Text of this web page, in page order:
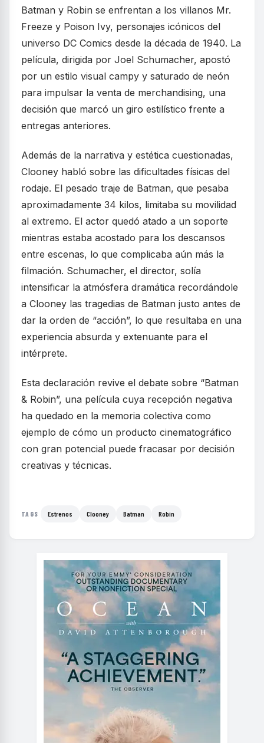
Batman y Robin se enfrentan a los villanos Mr.
Freeze y Poison Ivy, personajes icónicos del
universo DC Comics desde la década de 1940. La
película, dirigida por Joel Schumacher, apostó
por un estilo visual campy y saturado de neón
para impulsar la venta de merchandising, una
decisión que marcó un giro estilístico frente a
entregas anteriores.
Además de la narrativa y estética cuestionadas,
Clooney habló sobre las dificultades físicas del
rodaje. El pesado traje de Batman, que pesaba
aproximadamente 34 kilos, limitaba su movilidad
al extremo. El actor quedó atado a un soporte
mientras estaba acostado para los descansos
entre escenas, lo que complicaba aún más la
filmación. Schumacher, el director, solía
intensificar la atmósfera dramática recordándole
a Clooney las tragedias de Batman justo antes de
dar la orden de “acción”, lo que resultaba en una
experiencia absurda y extenuante para el
intérprete.
Esta declaración revive el debate sobre “Batman
& Robin”, una película cuya recepción negativa
ha quedado en la memoria colectiva como
ejemplo de cómo un producto cinematográfico
con gran potencial puede fracasar por decisión
creativas y técnicas.
TAGS Estrenos Clooney Batman Robin